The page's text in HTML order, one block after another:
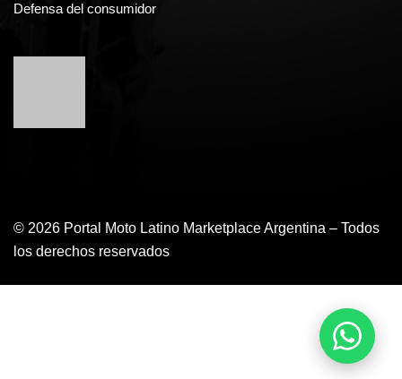
Defensa del consumidor
© 2026 Portal Moto Latino Marketplace Argentina – Todos
los derechos reservados